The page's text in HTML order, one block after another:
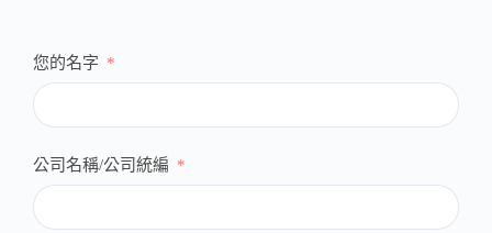
您的名字
公司名稱/公司統編